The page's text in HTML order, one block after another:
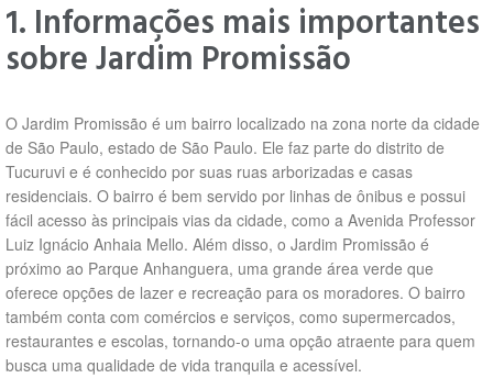
1. Informações mais importantes
sobre Jardim Promissão
O Jardim Promissão é um bairro localizado na zona norte da cidade
de São Paulo, estado de São Paulo. Ele faz parte do distrito de
Tucuruvi e é conhecido por suas ruas arborizadas e casas
residenciais. O bairro é bem servido por linhas de ônibus e possui
fácil acesso às principais vias da cidade, como a Avenida Professor
Luiz Ignácio Anhaia Mello. Além disso, o Jardim Promissão é
próximo ao Parque Anhanguera, uma grande área verde que
oferece opções de lazer e recreação para os moradores. O bairro
também conta com comércios e serviços, como supermercados,
restaurantes e escolas, tornando-o uma opção atraente para quem
busca uma qualidade de vida tranquila e acessível.